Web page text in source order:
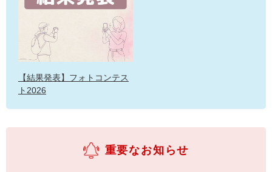
【結果発表】フォトコンテス
ト2026
重要なお知らせ